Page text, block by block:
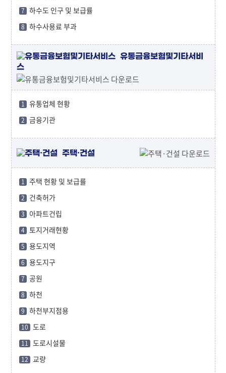
7 하수도 인구 및 보급률
8 하수사용료 부과
유통금융보험및기타서비
스
1 유통업체 현황
2 금융기관
주택·건설
1 주택 현황 및 보급률
2 건축허가
3 아파트건립
4 토지거래현황
5 용도지역
6 용도지구
7 공원
8 하천
9 하천부지점용
10 도로
11 도로시설물
12 교량